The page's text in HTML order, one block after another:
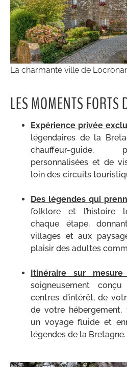
La charmante ville de
LES MOMENTS FORTS
Expérience privée
légendaires de la
chauffeur-guide,
personnalisées et de
loin des circuits
Des légendes qui
folklore et l’histoire
chaque étape,
villages et aux
plaisir des adultes
Itinéraire sur mesure
soigneusement
centres d’intérêt, de
de votre hébergement,
un voyage fluide et
légendes de la Bretagne.